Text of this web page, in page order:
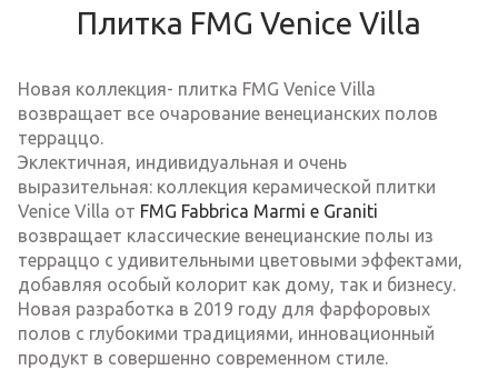
Плитка FMG Venice Villa
Новая коллекция- плитка FMG Venice Villa
возвращает все очарование венецианских полов
терраццо.
Эклектичная, индивидуальная и очень
выразительная: коллекция керамической плитки
Venice Villa от FMG Fabbrica Marmi e Graniti
возвращает классические венецианские полы из
терраццо с удивительными цветовыми эффектами,
добавляя особый колорит как дому, так и бизнесу.
Новая разработка в 2019 году для фарфоровых
полов с глубокими традициями, инновационный
продукт в совершенно современном стиле.